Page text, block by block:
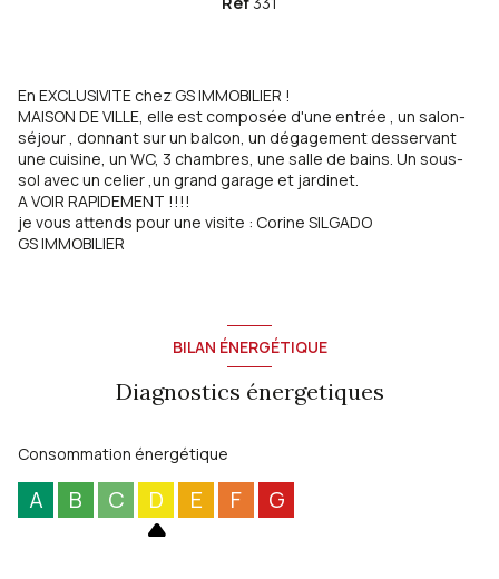
En EXCLUSIVITE chez GS IMMOBILIER !
MAISON DE VILLE, elle est composée d'une entrée , un salon-
séjour , donnant sur un balcon, un dégagement desservant
une cuisine, un WC, 3 chambres, une salle de bains. Un sous-
sol avec un celier ,un grand garage et jardinet.
A VOIR RAPIDEMENT !!!!
je vous attends pour une visite : Corine SILGADO
GS IMMOBILIER
BILAN ÉNERGÉTIQUE
Diagnostics énergetiques
Consommation énergétique
A B C D E F G